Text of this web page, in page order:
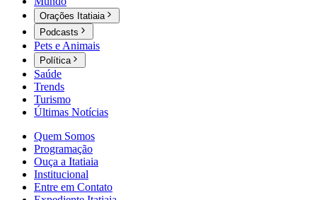
Orações Itatiaia
Podcasts
Pets e Animais
Política
Saúde
Trends
Turismo
Últimas Notícias
Quem Somos
Programação
Ouça a Itatiaia
Institucional
Entre em Contato